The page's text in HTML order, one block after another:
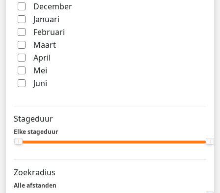
December
Januari
Februari
Maart
April
Mei
Juni
Stageduur
Elke stageduur
Zoekradius
Alle afstanden